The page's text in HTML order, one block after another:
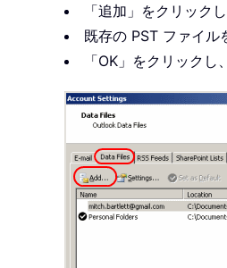
「追加」をクリック
既存の PST ファイル
「OK」をクリック